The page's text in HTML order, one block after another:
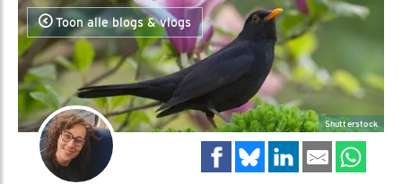
Toon alle blogs & vlogs
Shutterstock